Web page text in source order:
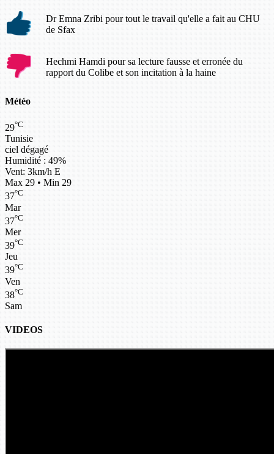
Dr Emna Zribi pour tout le travail qu'elle a fait au CHU
de Sfax
Hechmi Hamdi pour sa lecture fausse et erronée du
rapport du Colibe et son incitation à la haine
Météo
29°C
Tunisie
ciel dégagé
Humidité : 49%
Vent: 3km/h E
Max 29 • Min 29
37°C
Mar
37°C
Mer
39°C
Jeu
39°C
Ven
38°C
Sam
VIDEOS